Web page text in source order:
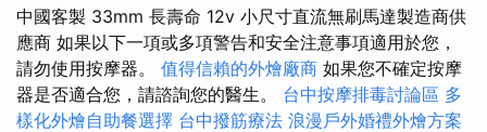
中國客製 33mm 長壽命 12v 小尺寸直流無刷馬達製造商供
應商 如果以下一項或多項警告和安全注意事項適用於您，
請勿使用按摩器。 值得信賴的外燴廠商 如果您不確定按摩
器是否適合您，請諮詢您的醫生。 台中按摩排毒討論區 多
樣化外燴自助餐選擇 台中撥筋療法 浪漫戶外婚禮外燴方案